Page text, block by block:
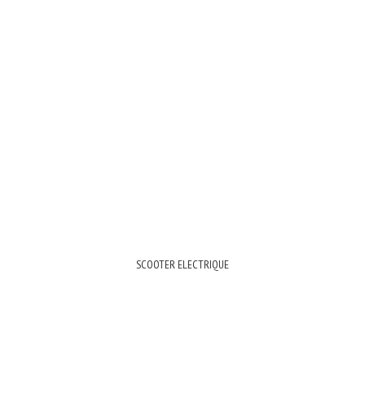
SCOOTER ELECTRIQUE